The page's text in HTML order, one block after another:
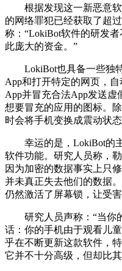
根据发现这一新恶意软
的网络罪犯已经获取了超
称：“LokiBot软件的研发
此庞大的资金。”
LokiBot也具备一些独特
App和打开特定的网页，
App并冒充合法App发送虚
想要冒充的应用的图标。
时会将手机变换成震动状态
幸运的是，LokiBot的主
软件功能。研究人员称，
因为加密的数据事实上只
并未真正失去他们的数据
仍然激活了屏幕锁，让受
研究人员声称：“当你
话：你的手机由于观看儿
乎在不断更新这款软件，
它并不十分高级，但却比